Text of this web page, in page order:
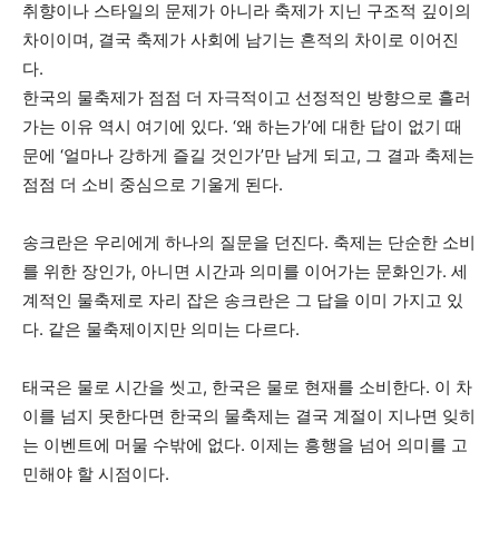
취향이나 스타일의 문제가 아니라 축제가 지닌 구조적 깊이의
차이이며, 결국 축제가 사회에 남기는 흔적의 차이로 이어진
다.
한국의 물축제가 점점 더 자극적이고 선정적인 방향으로 흘러
가는 이유 역시 여기에 있다. ‘왜 하는가’에 대한 답이 없기 때
문에 ‘얼마나 강하게 즐길 것인가’만 남게 되고, 그 결과 축제는
점점 더 소비 중심으로 기울게 된다.
송크란은 우리에게 하나의 질문을 던진다. 축제는 단순한 소비
를 위한 장인가, 아니면 시간과 의미를 이어가는 문화인가. 세
계적인 물축제로 자리 잡은 송크란은 그 답을 이미 가지고 있
다. 같은 물축제이지만 의미는 다르다.
태국은 물로 시간을 씻고, 한국은 물로 현재를 소비한다. 이 차
이를 넘지 못한다면 한국의 물축제는 결국 계절이 지나면 잊히
는 이벤트에 머물 수밖에 없다. 이제는 흥행을 넘어 의미를 고
민해야 할 시점이다.